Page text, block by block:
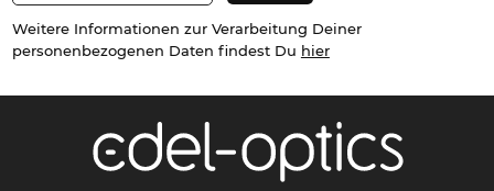
Weitere Informationen zur Verarbeitung Deiner
personenbezogenen Daten findest Du hier